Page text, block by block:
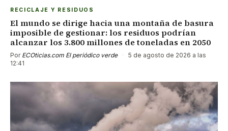
RECICLAJE Y RESIDUOS
El mundo se dirige hacia una montaña de basura
imposible de gestionar: los residuos podrían
alcanzar los 3.800 millones de toneladas en 2050
Por ECOticias.com El periódico verde ·
5 de agosto de 2026 a las
12:41